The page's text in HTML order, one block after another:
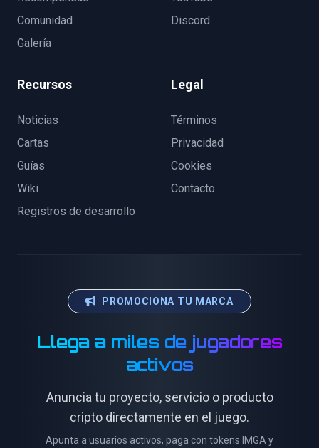
Comunidad
Galería
Discord
Recursos
Noticias
Cartas
Guías
Wiki
Registros de desarrollo
Legal
Términos
Privacidad
Cookies
Contacto
PROMOCIONA TU MARCA
Llega a miles de jugadores
activos
Anuncia tu proyecto, servicio o producto
cripto directamente en el juego.
Apunta a usuarios activos, paga con tokens IMGA y